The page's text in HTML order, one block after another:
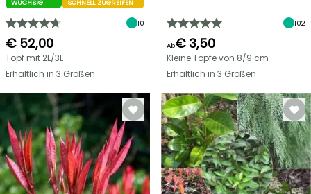
WÜCHSIG
SCHNELL ZUGREIFEN
10
€ 52,00
Topf mit 2L/3L
Erhältlich in 3 Größen
102
Ab€ 3,50
Kleine Töpfe von 8/9 cm
Erhältlich in 3 Größen